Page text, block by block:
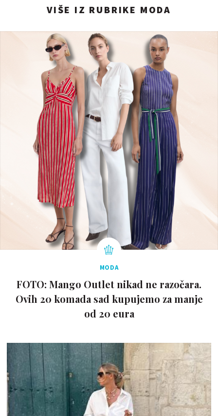
VIŠE IZ RUBRIKE MODA
MODA
FOTO: Mango Outlet nikad ne razočara.
Ovih 20 komada sad kupujemo za manje
od 20 eura